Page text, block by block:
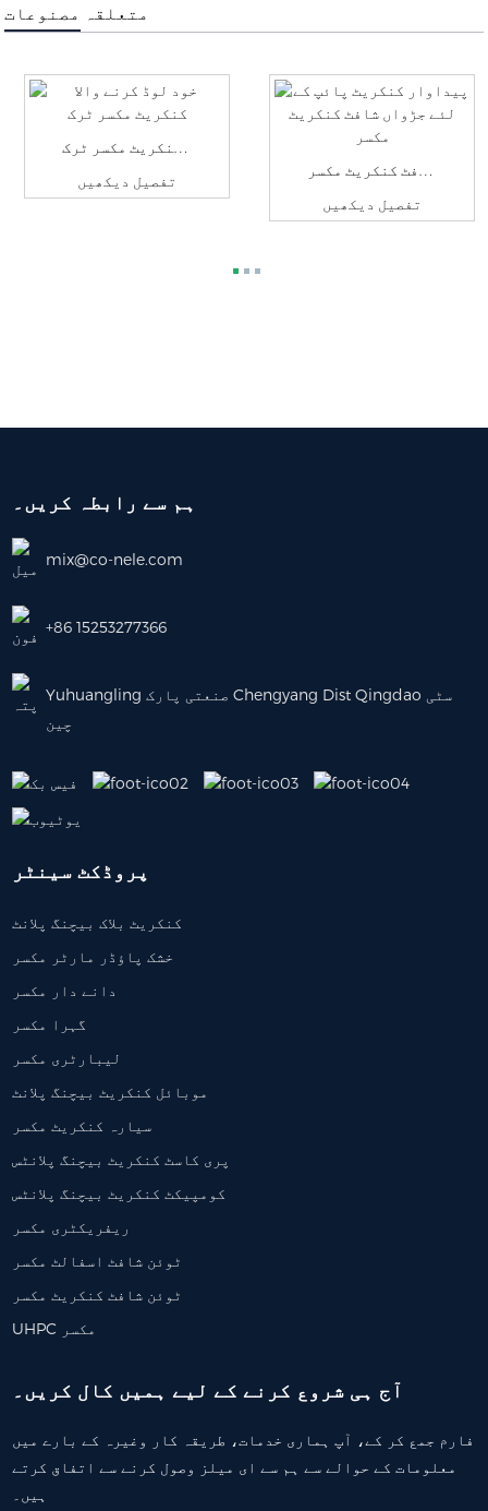
متعلقہ مصنوعات
خود لوڈ کرنے والا کنکریٹ مکسر ٹرک
تفصیل دیکھیں
کنکریٹ کی پیداوار کے لیے جڑواں شافٹ کنکریٹ مکسر...
تفصیل دیکھیں
ہم سے رابطہ کریں۔
mix@co-nele.com
+86 15253277366
Yuhuangling صنعتی پارک Chengyang Dist Qingdao سٹی
چین
پروڈکٹ سینٹر
کنکریٹ بلاک بیچنگ پلانٹ
خشک پاؤڈر مارٹر مکسر
دانے دار مکسر
گہرا مکسر
لیبارٹری مکسر
موبائل کنکریٹ بیچنگ پلانٹ
سیارہ کنکریٹ مکسر
پری کاسٹ کنکریٹ بیچنگ پلانٹس
کومپیکٹ کنکریٹ بیچنگ پلانٹس
ریفریکٹری مکسر
ٹوئن شافٹ اسفالٹ مکسر
ٹوئن شافٹ کنکریٹ مکسر
UHPC مکسر
آج ہی شروع کرنے کے لیے ہمیں کال کریں۔
فارم جمع کر کے، آپ ہماری خدمات، طریقہ کار وغیرہ کے بارے میں
معلومات کے حوالے سے ہم سے ای میلز وصول کرنے سے اتفاق کرتے
ہیں۔